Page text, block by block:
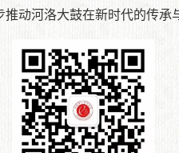
推动河洛大鼓在新时代的传承